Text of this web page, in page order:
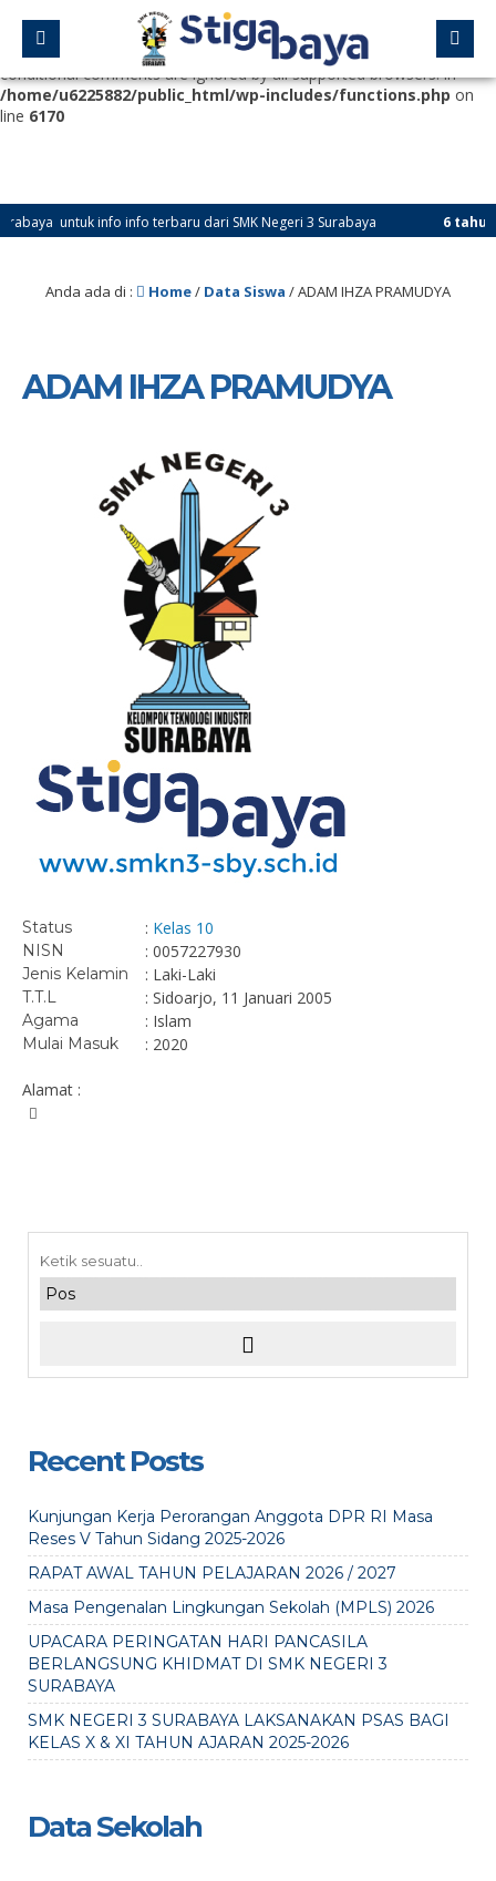
Deprecated
: Function WP_Dependencies->add_data() was called
with an argument that is
deprecated
since version 6.9.0! IE
conditional comments are ignored by all supported browsers. in
/home/u6225882/public_html/wp-includes/functions.php on
line 6170
untuk info info terbaru dari SMK Negeri 3 Surabaya 6 tahun
Anda ada di : Home/ Data Siswa /ADAM IHZA PRAMUDYA
ADAM IHZA PRAMUDYA
Status : Kelas 10
NISN : 0057227930
Jenis Kelamin : Laki-Laki
T.T.L : Sidoarjo, 11 Januari 2005
Agama : Islam
Mulai Masuk : 2020
Alamat :
Recent Posts
Kunjungan Kerja Perorangan Anggota DPR RI Masa
Reses V Tahun Sidang 2025-2026
RAPAT AWAL TAHUN PELAJARAN 2026 / 2027
Masa Pengenalan Lingkungan Sekolah (MPLS) 2026
UPACARA PERINGATAN HARI PANCASILA
BERLANGSUNG KHIDMAT DI SMK NEGERI 3
SURABAYA
SMK NEGERI 3 SURABAYA LAKSANAKAN PSAS BAGI
KELAS X & XI TAHUN AJARAN 2025-2026
Data Sekolah